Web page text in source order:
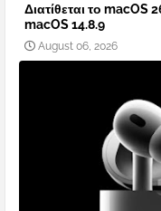
Διατίθεται το macOS
macOS 14.8.9
August 06, 2026